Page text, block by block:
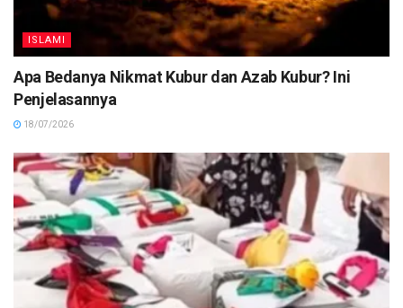
ISLAMI
Apa Bedanya Nikmat Kubur dan Azab Kubur? Ini
Penjelasannya
18/07/2026